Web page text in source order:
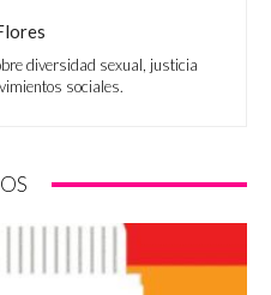
diversidad sexual, justicia
sociales.